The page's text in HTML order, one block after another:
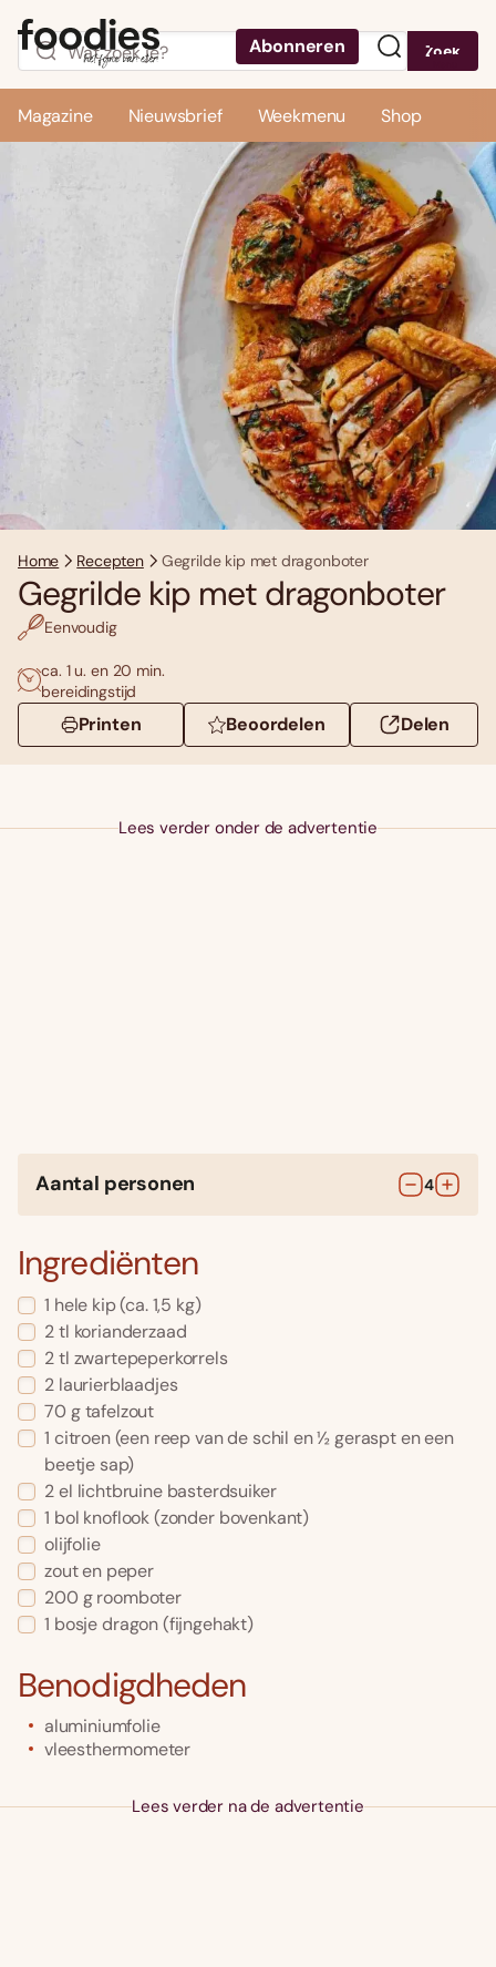
Abonneren Zoek
Magazine Nieuwsbrief Weekmenu Shop
Home Recepten Gegrilde kip met dragonboter
Gegrilde kip met dragonboter
Eenvoudig
ca. 1 u. en 20 min.
bereidingstijd
Printen Beoordelen Delen
Lees verder onder de advertentie
Aantal personen 4
Ingrediënten
1 hele kip(ca. 1,5 kg)
2tl korianderzaad
2tl zwartepeperkorrels
2 laurierblaadjes
70 g tafelzout
1 citroen(een reep van de schil en ½ geraspt en een
beetje sap)
2el lichtbruine basterdsuiker
1 bol knoflook(zonder bovenkant)
olijfolie
zout en peper
200 g roomboter
1 bosjedragon(fijngehakt)
Benodigdheden
aluminiumfolie
vleesthermometer
Lees verder na de advertentie